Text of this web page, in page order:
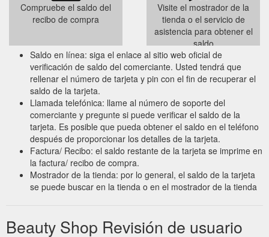
Compruebe el saldo del
recibo de compra
Visite el mostrador de la
tienda o el servicio de
asistencia para obtener el
saldo
Saldo en línea: siga el enlace al sitio web oficial de
verificación de saldo del comerciante. Usted tendrá que
rellenar el número de tarjeta y pin con el fin de recuperar el
saldo de la tarjeta.
Llamada telefónica: llame al número de soporte del
comerciante y pregunte si puede verificar el saldo de la
tarjeta. Es posible que pueda obtener el saldo en el teléfono
después de proporcionar los detalles de la tarjeta.
Factura/ Recibo: el saldo restante de la tarjeta se imprime en
la factura/ recibo de compra.
Mostrador de la tienda: por lo general, el saldo de la tarjeta
se puede buscar en la tienda o en el mostrador de la tienda
Beauty Shop Revisión de usuario